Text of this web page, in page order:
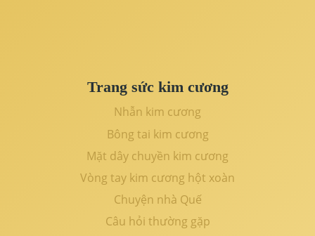
Trang sức kim cương
Nhẫn kim cương
Bông tai kim cương
Mặt dây chuyền kim cương
Vòng tay kim cương hột xoàn
Chuyện nhà Quế
Câu hỏi thường gặp